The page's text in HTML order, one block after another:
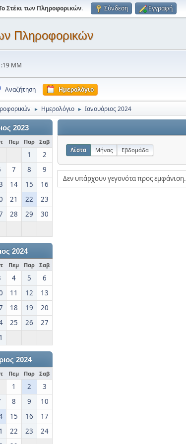
Στέκι των Πληροφορικών. Σύνδεση Εγγραφή
Πληροφορικών
ΜΜ
Αναζήτηση Ημερολόγιο
► Ημερολόγιο ► Ιανουάριος 2024
2023
Πεμ Παρ Σαβ
1
2
7 8
9
14 15
16
21 22
23
28 29
30
2024
Πεμ Παρ Σαβ
4 5
6
11 12
13
18 19
20
25 26
27
2024
Πεμ Παρ Σαβ
1 2
3
8 9
10
15 16
17
22 23
24
Λίστα Μήνας Εβδομάδα
Δεν υπάρχουν γεγονότα προς εμφάνιση.